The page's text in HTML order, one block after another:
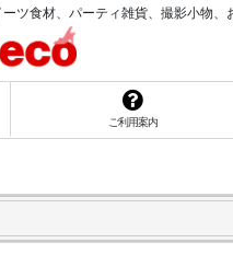
ツ食材、パーティ雑貨、撮影小物、
ご利用案内